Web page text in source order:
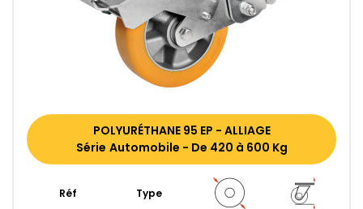
POLYURÉTHANE 95 EP - ALLIAGE
Série Automobile - De 420 à 600 Kg
Réf Type